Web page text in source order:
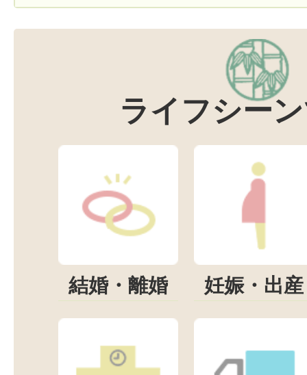
ライフシー
結婚・離婚 妊娠・出産